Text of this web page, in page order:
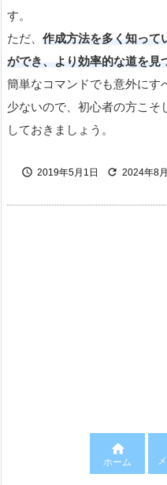
す。
ただ、 作成方法を多く知って
ができ、より効率的な道を見
簡単なコマンドでも意外にす
少ないので、初心者の方こそ
しておきましょう。
 2019年5月1日  2024年8

ホーム